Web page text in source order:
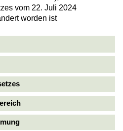
vom 22. Juli 2024
worden ist